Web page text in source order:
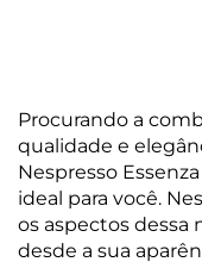
Procurando a
qualidade e
Nespresso
ideal para você.
os aspectos dessa
desde a sua